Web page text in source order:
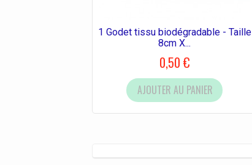
1 Godet tissu biodégradable - Taille
8cm X...
0,50 €
AJOUTER AU PANIER